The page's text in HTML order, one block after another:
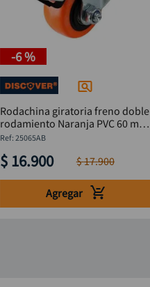
-6 %
Rodachina giratoria freno doble
rodamiento Naranja PVC 60 mm
DISCOVER
:25065AB
$ 16.900 $17.900
Agregar